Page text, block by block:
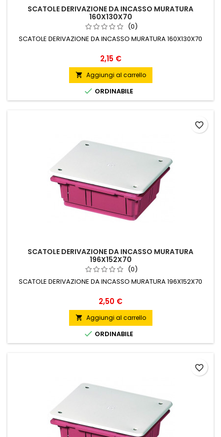
SCATOLE DERIVAZIONE DA INCASSO MURATURA
160X130X70
(0)
SCATOLE DERIVAZIONE DA INCASSO MURATURA 160X130X70
Prezzo
2,15 €
 Aggiungi al carrello
 ORDINABILE
SCATOLE DERIVAZIONE DA INCASSO MURATURA
196X152X70
(0)
SCATOLE DERIVAZIONE DA INCASSO MURATURA 196X152X70
Prezzo
2,50 €
 Aggiungi al carrello
 ORDINABILE
favorite_border
favorite_border